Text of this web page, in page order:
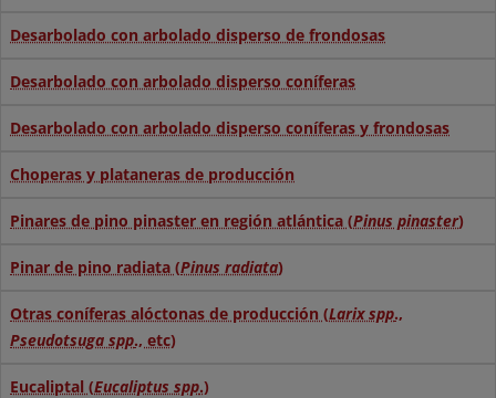
Desarbolado con arbolado disperso de frondosas
Desarbolado con arbolado disperso coníferas
Desarbolado con arbolado disperso coníferas y frondosas
Choperas y plataneras de producción
Pinares de pino pinaster en región atlántica (Pinus pinaster)
Pinar de pino radiata (Pinus radiata)
Otras coníferas alóctonas de producción (Larix spp.,
Pseudotsuga spp., etc)
Eucaliptal (Eucaliptus spp.)